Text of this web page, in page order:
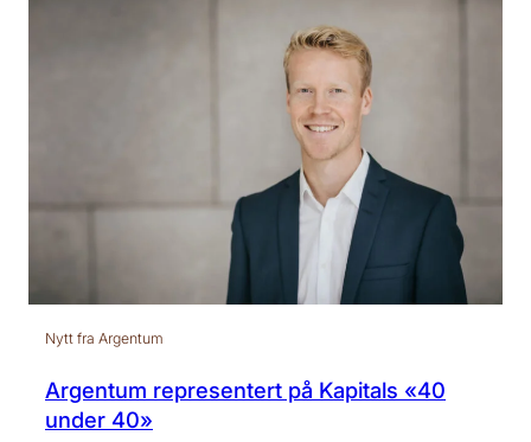
Nytt fra Argentum
Argentum representert på Kapitals «40
under 40»